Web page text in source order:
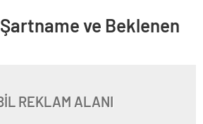
ve Beklenen
REKLAM ALANI